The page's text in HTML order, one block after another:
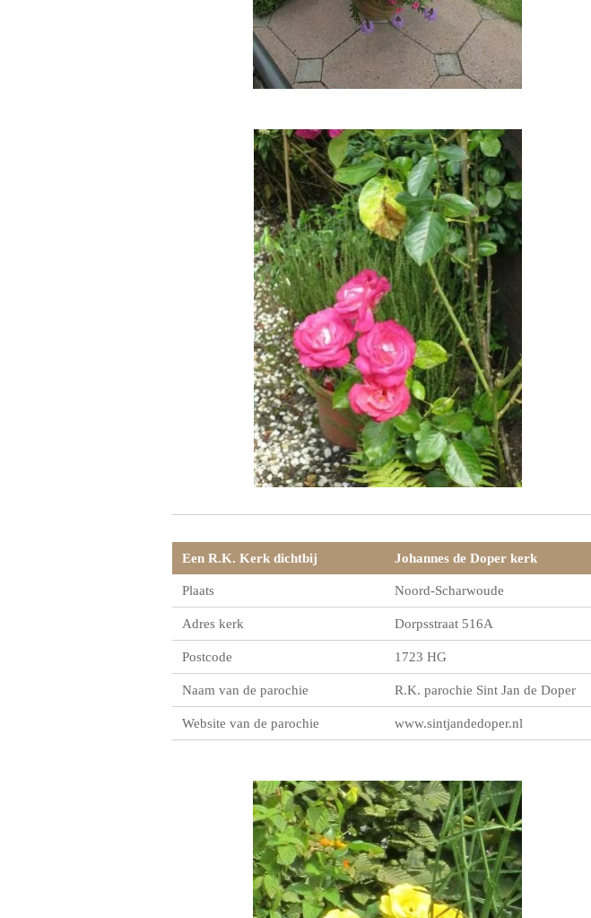
Een R.K. Kerk dichtbij Johannes de Doper kerk
Plaats Noord-Scharwoude
Adres kerk Dorpsstraat 516A
Postcode 1723 HG
Naam van de parochie R.K. parochie Sint Jan de Doper
Website van de parochie www.sintjandedoper.nl